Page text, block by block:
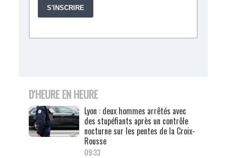
D'HEURE EN HEURE
Lyon : deux hommes arrêtés avec
des stupéfiants après un contrôle
nocturne sur les pentes de la Croix-
Rousse
09:33